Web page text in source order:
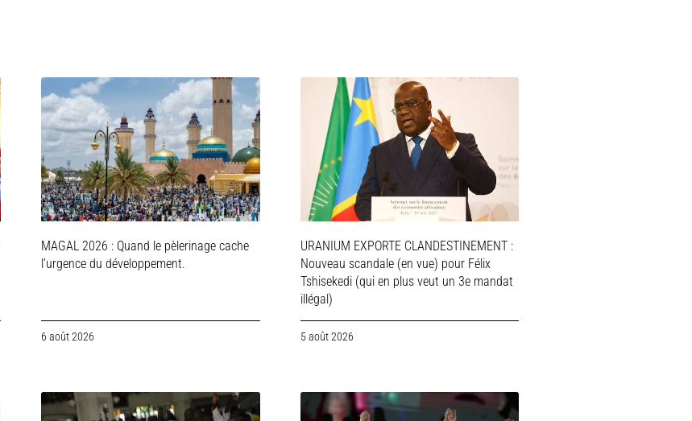
MAGAL 2026 : Quand le pèlerinage cache
l’urgence du développement.
6 août 2026
URANIUM EXPORTE CLANDESTINEMENT :
Nouveau scandale (en vue) pour Félix
Tshisekedi (qui en plus veut un 3e mandat
illégal)
5 août 2026